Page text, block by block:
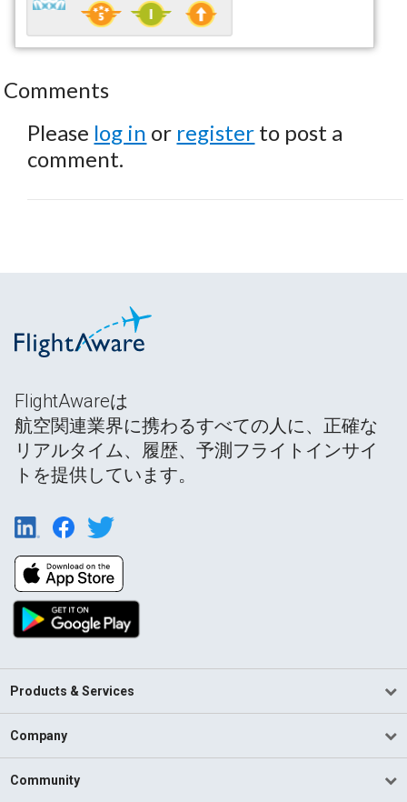
Comments
Please log in or register to post a
comment.
FlightAwareは
航空関連業界に携わるすべての人に、正確な
リアルタイム、履歴、予測フライトインサイ
トを提供しています。
Products & Services
Company
Community